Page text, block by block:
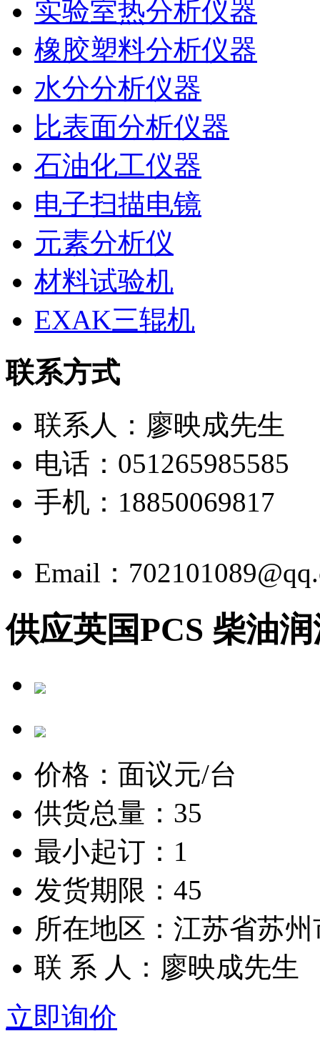
实验室热分析仪器
橡胶塑料分析仪器
水分分析仪器
比表面分析仪器
石油化工仪器
电子扫描电镜
元素分析仪
材料试验机
EXAK三辊机
联系方式
联系人：廖映成先生
电话：051265985585
手机：18850069817
Email：
供应英国PCS 柴油
价格： 面议元/台
供货总量：35
最小起订：1
发货期限：45
所在地区：江苏省苏州
联 系 人：廖映成先生
立即询价